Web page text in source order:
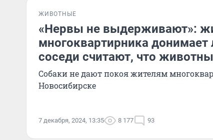
ЖИВОТНЫЕ
«Нервы не выдерживают»:
многоквартирника донимает
соседи считают, что
Собаки не дают покоя жителям
Новосибирске
7 декабря, 2024, 13:35 8 177 93